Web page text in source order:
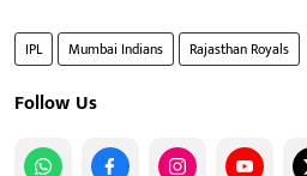
IPL Mumbai Indians Rajasthan Royals
Follow Us